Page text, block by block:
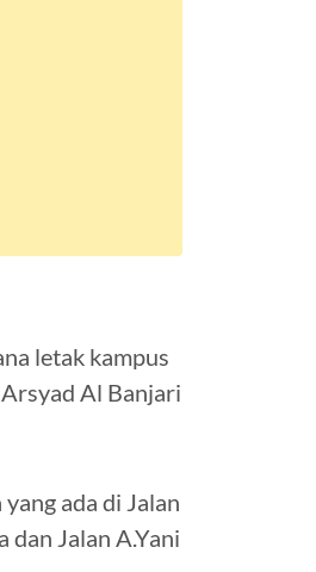
letak kampus
Al Banjari
ada di Jalan
Jalan A.Yani